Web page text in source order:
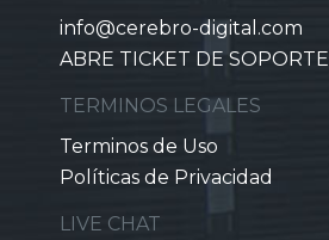
info@cerebro-digital.com
ABRE TICKET DE SOPORTE
TERMINOS LEGALES
Terminos de Uso
Políticas de Privacidad
LIVE CHAT